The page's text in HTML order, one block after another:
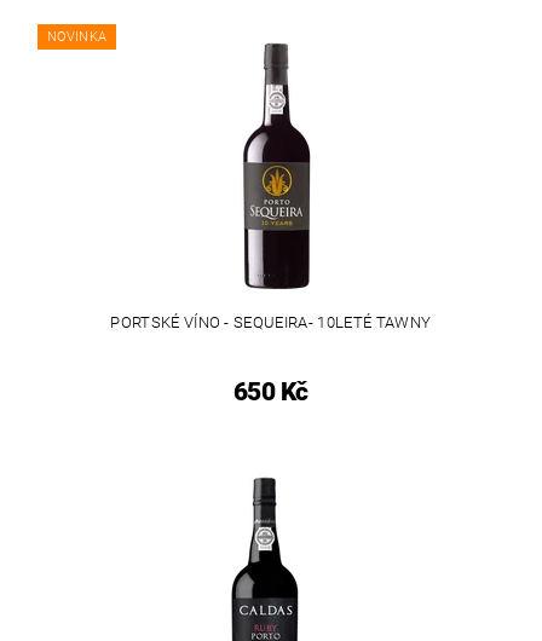
NOVINKA
PORTSKÉ VÍNO - SEQUEIRA- 10LETÉ TAWNY
650 Kč